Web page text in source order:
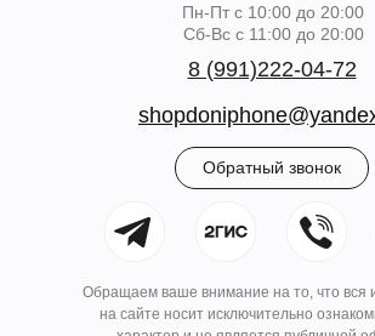
Пн-Пт с 10:00 до 20:00
Сб-Вс с 11:00 до 20:00
Обратный звонок
8 (991)222-04-72
Обращаем ваше внимание на то, что вся
на сайте носит исключительно